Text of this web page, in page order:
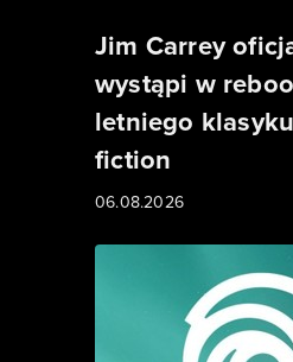
Jim Carrey
wystąpi w
letniego
fiction
06.08.2026